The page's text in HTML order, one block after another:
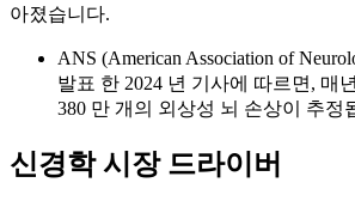
아졌습니다.
ANS (American Association of
발표 한 2024 년 기사에 따르면, 매
380 만 개의 외상성 뇌 손상이 추정
신경학 시장 드라이버